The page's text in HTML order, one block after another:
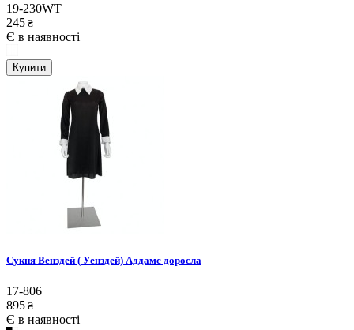
19-230WT
245 ₴
Є в наявності
Купити
Сукня Венздей ( Уенздей) Аддамс доросла
17-806
895 ₴
Є в наявності